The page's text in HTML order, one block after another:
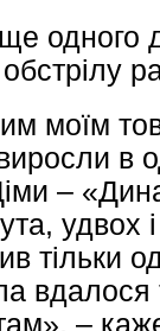
одного
моїм
в
–
удвох
тільки
вдалося
–